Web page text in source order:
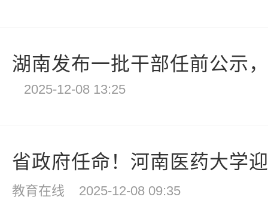
湖南发布一批干部任前公示
2025-12-08 13:25
省政府任命！河南医药大学
教育在线 2025-12-08 09:35